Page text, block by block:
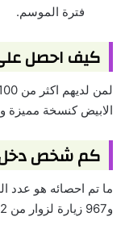
فترة الموسم.
كيف احصل
الابيض كنسخة مميزة
كم شخص
و967 زيارة لزوار من 192 دولة.